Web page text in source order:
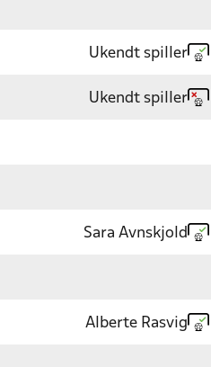
Ukendt spiller
Ukendt spiller
Sara Avnskjold
Alberte Rasvig